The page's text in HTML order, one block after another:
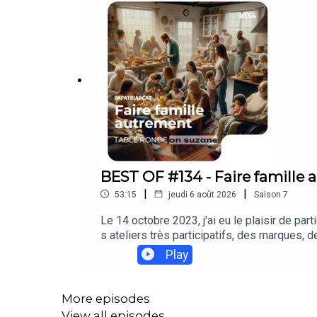
BEST OF #134 - Faire
53:15 | jeudi 6 août 2026 | Saison 7
Le 14 octobre 2023, j'ai eu le plaisir de
s ateliers très participatifs, des marques,
créée par Eve Simonet ! Vous pouvez y
! Autour de la diffusion de ces
Cayrol, Bertille Isabeau et Aline Laurent-
familial et au-delà.Dans une discussion à
Play
More episodes